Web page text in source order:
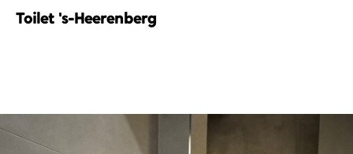
Toilet 's-Heerenberg